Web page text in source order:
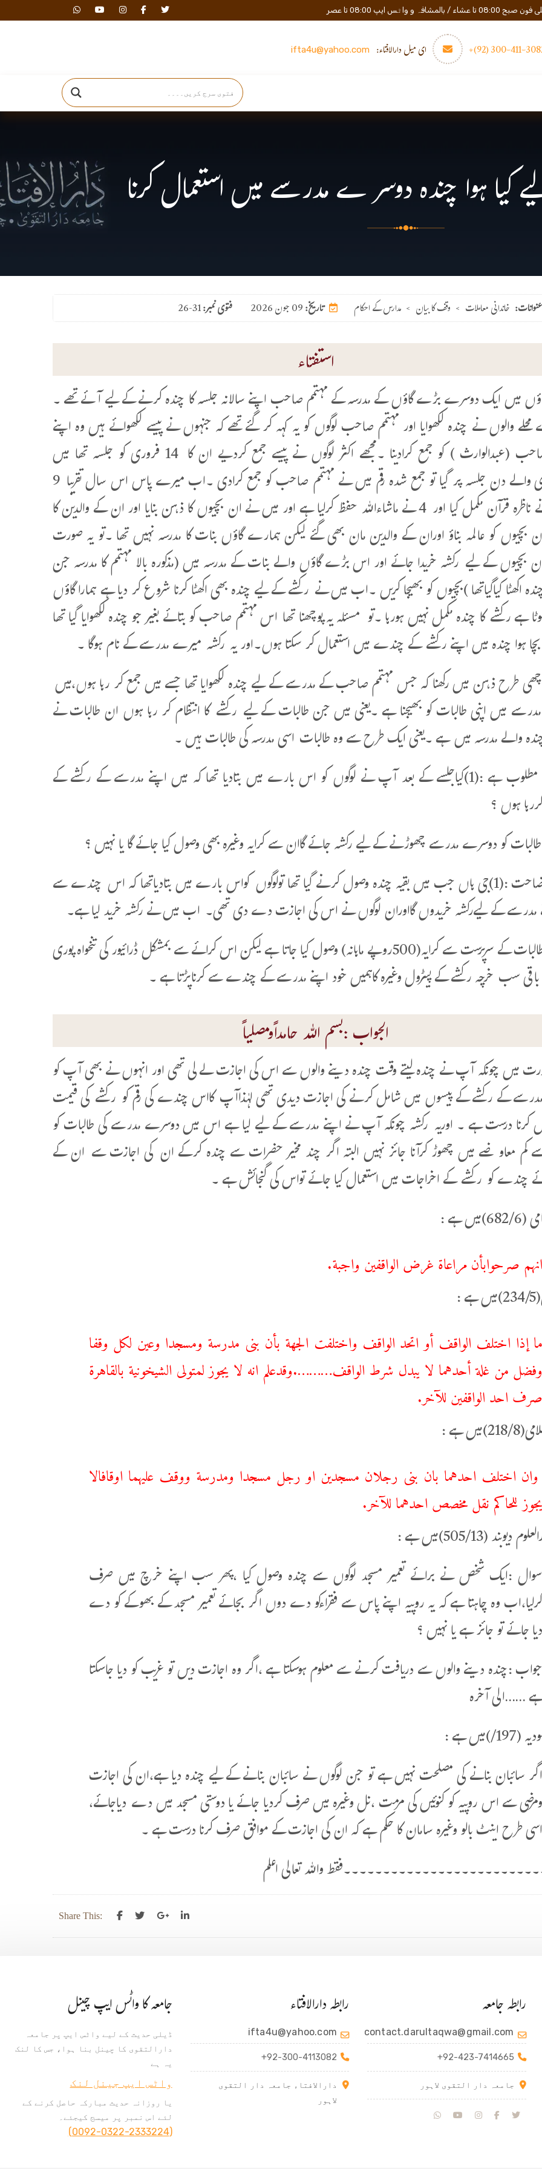
و واٹس ایپ 08:00 تا عصر
3082-411- ای میل دارالافتاء: ifta4u@yahoo.com
ہوا چندہ دوسر ے مدرسے میں استعمال کرنا
فتوی نمبر:26-31 تاریخ:09 جون 2026 عنوانات: خاندانی معاملات > وقف کا بیان > مدارس کے احکام
استفتاء
میں ایک دوسرے بڑے گاؤں کے مدرسہ کے مہتمم صاحب اپنے سالانہ جلسہ کا چندہ کرنے کے لیے آئے تھے ۔
والوں نے چندہ لکھوایا اور مہتمم صاحب لوگوں کو یہ کہہ کر گئے تھے کہ جنہوں نے پیسے لکھوائے ہیں وہ اپنے
مولوی صاحب (عبدالوارث ) کو جمع کرادینا ۔مجھے اکثر لوگوں نے پیسے جمع کردیے ان کا 14 فروری کو جلسہ تھا میں
14فروری والے دن جلسہ پر گیا تو جمع شدہ رقم میں نے مہتمم صاحب کو جمع کرادی ۔اب میرے پاس اس سال تقریبا 9
بچیوں نے ناظرہ قرآن مکمل کیا اور 4 نے ماشاءاللہ حفظ کرلیا ہے اور میں نے ان بچیوں کا ذہن بنایا اور ان کے والدین کا
بچیوں کو عالمہ بناؤ اوران کے والدین مان بھی گئے لیکن ہمارے گاؤں بنات کا مدرسہ نہیں تھا ۔تو یہ صورت
بچیوں کے لیے رکشہ خریدا جائے اور اس بڑے گاؤں والے بنات کے مدرسہ میں (مذکورہ بالا مہتمم کا مدرسہ جن
اکھٹا کیاگیاتھا )بچیوں کو بھیجا کریں ۔اب میں نے رکشے کے لیے چندہ بھی اکھٹا کرنا شروع کر دیا ہے ہمارا گاؤں
ہے رکشے کا چندہ مکمل نہیں ہورہا ۔تو مسئلہ یہ پوچھنا تھا اس مہتمم صاحب کو بتائے بغیر جو چندہ لکھوایا گیا تھا
ہوا چندہ میں اپنے رکشے کے چندے میں استعمال کر سکتا ہوں۔اور یہ رکشہ میرے مدرسے کے نام ہوگا ۔
طرح ذہن میں رکھنا کہ جس مہتمم صاحب کے مدرسے کےلیے چندہ لکھوایا تھا جسے میں جمع کر رہا ہوں،میں
میں اپنی طالبات کو بھیجنا ہے ۔یعنی میں جن طالبات کے لیے رکشے کا انتظام کر رہا ہوں ان طالبات نے
والے مدرسہ میں ہے ۔یعنی ایک طرح سے وہ طالبات اسی مدرسہ کی طالبات ہیں ۔
وضاحت مطلوب ہے :(1)کیاجلسے کے بعد آپ نے لوگوں کو اس بارے میں بتادیا تھا کہ میں اپنے مدرسے کے رکشے کے
ہوں ؟
جواب وضاحت :(1)جی ہاں جب میں بقیہ چندہ وصول کرنے گیا تھا تولوگوں کواس بارے میں بتادیاتھا کہ اس چندے سے
مدرسے کےلیےرکشہ خریدوں گااوران لوگوں نے اس کی اجازت دے دی تھی۔ اب میں نے رکشہ خرید لیا ہے۔
(2)ان طالبات کے سرپرست سے کرایہ(500روپے ماہانہ) وصول کیا جاتا ہے لیکن اس کرائے سے بمشکل ڈرائیور کی تنخواہ پوری
سب خرچہ رکشے کے پیٹرول وغیرہ کاہمیں خود اپنے مدرسے کے چندے سے کرناپڑتا ہے ۔
الجواب :بسم اللہ حامداًومصلیاً
میں چونکہ آپ نے چندہ لیتے وقت چندہ دینے والوں سے اس کی اجازت لے لی تھی اور انہوں نے بھی آپ کو
کے رکشے کے پیسوں میں شامل کرنے کی اجازت دیدی تھی لہٰذاآپ کااس چندے کی رقم کو رکشے کی قیمت
کرنا درست ہے ۔ اوریہ رکشہ چونکہ آپ نے اپنے مدرسے کے لیے لیا ہے اس میں دوسرے مدرسے کی طالبات کو
کم معاوضے میں چھوڑ کرآنا جائز نہیں البتہ اگر چند مخیر حضرات سے چندہ کرکے ان کی اجازت سے ان کے
چندے کو رکشے کے اخراجات میں استعمال کیا جائے تواس کی گنجائش ہے ۔
ہے :
انهم صرحوابأن مراعاة غرض الواقفين واجبة.
:
ما إذا اختلف الواقف أو اتحد الواقف واختلفت الجهة بأن بنى مدرسة ومسجدا وعين لكل وقفا
وفضل من غلة أحدهما لا يبدل شرط الواقف……….وقدعلم انه لا يجوز لمتولى الشيخونية بالقاهرة
صرف احد الواقفين للآخر.
ہے :
وان اختلف احدهما بان بنى رجلان مسجدين او رجل مسجدا ومدرسة ووقف عليهما اوقافالا
يجوز للحاكم نقل مخصص احدهما للآخر.
(505/13)میں ہے :
سوال :ایک شخص نے برائے تعمیر مسجد لوگوں سے چندہ وصول کیا ،پھر سب اپنے خرچ میں صرف
کرلیا،اب وہ چاہتا ہے کہ یہ روپیہ اپنے پاس سے فقراءکو دے دوں اگر بجائے تعمیر مسجد کے بھوکے کو دے
دیا جائے تو جائز ہے یا نہیں ؟
جواب :چندہ دینے والوں سے دریافت کرنے سے معلوم ہوسکتا ہے ،اگر وہ اجازت دیں تو غریب کو دیا جاسکتا
ہے ……الی آخرہ
ہے :
اگر سائبان بنانے کی مصلحت نہیں ہے تو جن لوگوں نے سائبان بنانے کے لیے چندہ دیا ہے،ان کی اجازت
ومرضی سے اس روپیہ کو کنوئیں کی مرمت ،نل وغیرہ میں صرف کردیا جائے یا دوستی مسجد میں دے دیاجائے،
اسی طرح اینٹ بالو وغیرہ سامان کا حکم ہے کہ ان کی اجازت کے موافق صرف کرنا درست ہے ۔
واللہ تعالی اعلم
Share This:
رابطہ جامعہ
contact.darultaqwa@gmail.com
+92-423-7414665
جامعہ دار التقوی لاہور
رابطہ دارالافتاء
ifta4u@yahoo.com
+92-300-4113082
دارالافتاء جامعہ دار التقوی
لاہور
جامعہ کا واٹس ایپ چینل
ڈیلی حدیث کے لیے واٹس ایپ پر جامعہ
دارالتقوی کا چینل بنا ہوا، جس کا لنک
یہ ہے
واٹس ایپ جینل لنک
یا روزانہ حدیث مبارکہ حاصل کرنے کے
لئے اس نمبر پر میسج کیجئے۔
(0092-0322-2333224)